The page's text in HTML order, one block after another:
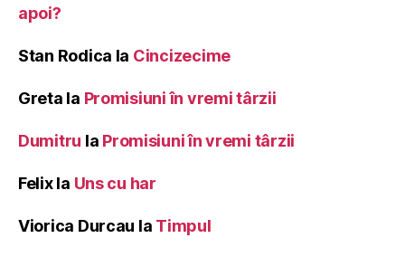
apoi?
Stan Rodica la Cincizecime
Greta la Promisiuni în vremi târzii
Dumitru la Promisiuni în vremi târzii
Felixla Uns cu har
Viorica Durcau la Timpul